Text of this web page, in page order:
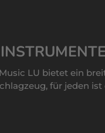
LU bietet ein
für jeden ist